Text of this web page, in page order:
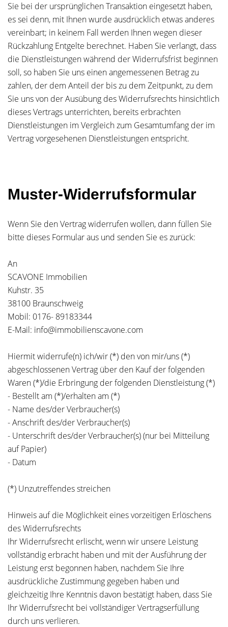
Sie bei der ursprünglichen Transaktion eingesetzt haben,
es sei denn, mit Ihnen wurde ausdrücklich etwas anderes
vereinbart; in keinem Fall werden Ihnen wegen dieser
Rückzahlung Entgelte berechnet. Haben Sie verlangt, dass
die Dienstleistungen während der Widerrufsfrist beginnen
soll, so haben Sie uns einen angemessenen Betrag zu
zahlen, der dem Anteil der bis zu dem Zeitpunkt, zu dem
Sie uns von der Ausübung des Widerrufsrechts hinsichtlich
dieses Vertrags unterrichten, bereits erbrachten
Dienstleistungen im Vergleich zum Gesamtumfang der im
Vertrag vorgesehenen Dienstleistungen entspricht.
Muster-Widerrufsformular
Wenn Sie den Vertrag widerrufen wollen, dann füllen Sie
bitte dieses Formular aus und senden Sie es zurück:
An
SCAVONE Immobilien
Kuhstr. 35
38100 Braunschweig
Mobil: 0176- 89183344
E-Mail: info@immobilienscavone.com
Hiermit widerrufe(n) ich/wir (*) den von mir/uns (*)
abgeschlossenen Vertrag über den Kauf der folgenden
Waren (*)/die Erbringung der folgenden Dienstleistung (*)
- Bestellt am (*)/erhalten am (*)
- Name des/der Verbraucher(s)
- Anschrift des/der Verbraucher(s)
- Unterschrift des/der Verbraucher(s) (nur bei Mitteilung
auf Papier)
- Datum
(*) Unzutreffendes streichen
Hinweis auf die Möglichkeit eines vorzeitigen Erlöschens
des Widerrufsrechts
Ihr Widerrufsrecht erlischt, wenn wir unsere Leistung
vollständig erbracht haben und mit der Ausführung der
Leistung erst begonnen haben, nachdem Sie Ihre
ausdrückliche Zustimmung gegeben haben und
gleichzeitig Ihre Kenntnis davon bestätigt haben, dass Sie
Ihr Widerrufsrecht bei vollständiger Vertragserfüllung
durch uns verlieren.